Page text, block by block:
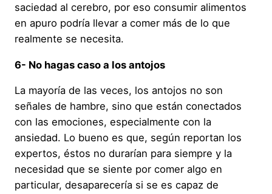
saciedad al cerebro, por eso consumir alimentos
en apuro podría llevar a comer más de lo que
realmente se necesita.
6- No hagas caso a los antojos
La mayoría de las veces, los antojos no son
señales de hambre, sino que están conectados
con las emociones, especialmente con la
ansiedad. Lo bueno es que, según reportan los
expertos, éstos no durarían para siempre y la
necesidad que se siente por comer algo en
particular, desaparecería si se es capaz de